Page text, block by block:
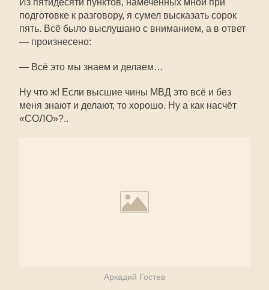
Из пятидесяти пунктов, намеченных мной при
подготовке к разговору, я сумел высказать сорок
пять. Всё было выслушано с вниманием, а в ответ
— произнесено:
— Всё это мы знаем и делаем…
Ну что ж! Если высшие чины МВД это всё и без
меня знают и делают, то хорошо. Ну а как насчёт
«СОЛО»?..
Аркадий Гостев